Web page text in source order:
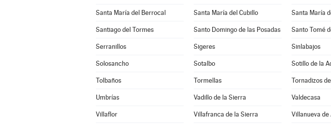
Santa María del Berrocal Santa María del Cubillo Santa María
Santiago del Tormes Santo Domingo de las Posadas Santo Tomé
Serranillos Sigeres Sinlabajos
Solosancho Sotalbo Sotillo de la
Tolbaños Tormellas Tornadizos
Umbrías Vadillo de la Sierra Valdecasa
Villaflor Villafranca de la Sierra Villanueva de